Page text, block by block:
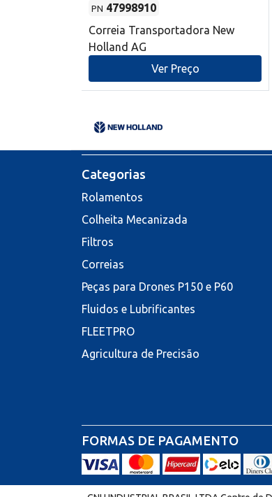
PN 47998910
Correia Transportadora New
Holland AG
Ver Preço
Categorias
Rolamentos
Colheita Mecanizada
Filtros
Correias
Peças para Drones P150 e P60
Fluidos e Lubrificantes
FLEETPRO
Agricultura de Precisão
FORMAS DE PAGAMENTO